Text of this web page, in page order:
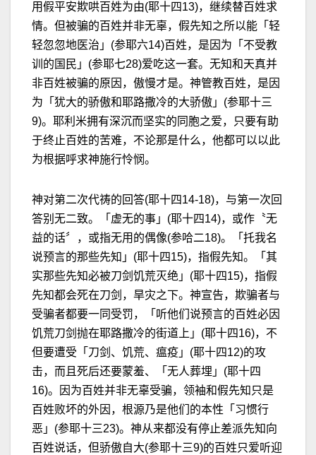
用假平安欺哄百姓为由(耶十四13)，继续替百姓求
情。但被骗的百姓并非无辜，假先知之所以能「轻
轻忽忽地医治」(参耶六14)百姓，是因为「不受教
训的国民」(参耶七28)爱吃这一套。无知和天真并
非百姓被骗的原因，傲慢才是。神管教百姓，是因
为「犹大的骄傲和耶路撒冷的大骄傲」(参耶十三
9)。耶利米拥有深沉而坚实的同胞之爱，只要有助
于终止百姓的苦难，不论那是什么，他都可以以此
为根据呼求神施行怜悯。
神对第二次代祷的回答(耶十四14-18)，与第一次回
答别无二致。「虚无的事」(耶十四14)，或作〝无
益的话〞，或指无用的偶像(参哈二18)。「托我名
说预言的那些先知」(耶十四15)，指假先知。「其
实那些先知必被刀剑饥荒灭绝」(耶十四15)，指假
先知都会死在刀剑，旱灾之下。神宣告，欺骗者与
受骗者都要一同受罚，「听他们说预言的百姓必因
饥荒刀剑抛在耶路撒冷的街道上」(耶十四16)，不
但要遭受「刀剑、饥荒、瘟疫」(耶十四12)的攻
击，而且死后还要蒙羞、「无人葬埋」(耶十四
16)。因为百姓并非无辜受骗，领袖和假先知只是
百姓败坏的外因，根源乃是他们的本性「习惯行
恶」(参耶十三23)。神从来都没有停止差派先知向
百姓说话，但骄傲自大(参耶十三9)的百姓只爱听迎